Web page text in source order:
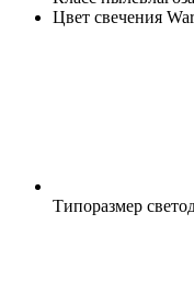
Цвет свечения
Типоразмер